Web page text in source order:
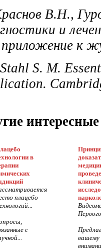
В.Н.,
и
к
S. M.
в
плацебо
с
вашему